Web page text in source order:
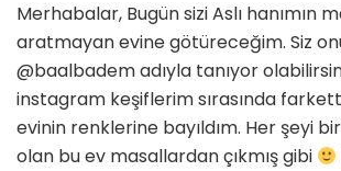
Merhabalar, Bugün sizi Aslı hanımın
aratmayan evine götüreceğim. Siz
@baalbadem adıyla tanıyor
instagram keşiflerim sırasında
evinin renklerine bayıldım. Her şeyi
olan bu ev masallardan çıkmış gibi